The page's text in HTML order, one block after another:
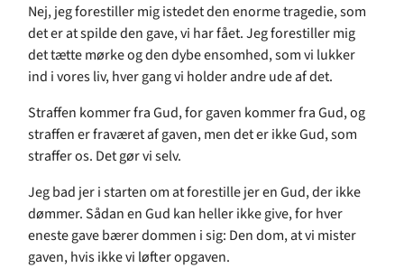
Nej, jeg forestiller mig istedet den enorme tragedie, som
det er at spilde den gave, vi har fået. Jeg forestiller mig
det tætte mørke og den dybe ensomhed, som vi lukker
ind i vores liv, hver gang vi holder andre ude af det.
Straffen kommer fra Gud, for gaven kommer fra Gud, og
straffen er fraværet af gaven, men det er ikke Gud, som
straffer os. Det gør vi selv.
Jeg bad jer i starten om at forestille jer en Gud, der ikke
dømmer. Sådan en Gud kan heller ikke give, for hver
eneste gave bærer dommen i sig: Den dom, at vi mister
gaven, hvis ikke vi løfter opgaven.